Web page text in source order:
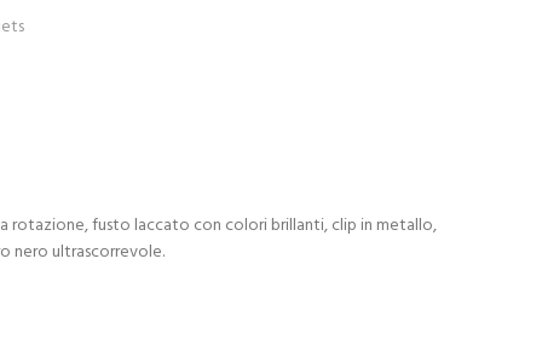
a rotazione, fusto laccato con colori brillanti, clip in metallo,
nero ultrascorrevole.